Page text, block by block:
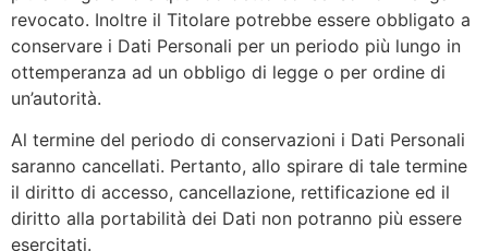
revocato. Inoltre il Titolare potrebbe essere obbligato a
conservare i Dati Personali per un periodo più lungo in
ottemperanza ad un obbligo di legge o per ordine di
un’autorità.
Al termine del periodo di conservazioni i Dati Personali
saranno cancellati. Pertanto, allo spirare di tale termine
il diritto di accesso, cancellazione, rettificazione ed il
diritto alla portabilità dei Dati non potranno più essere
esercitati.